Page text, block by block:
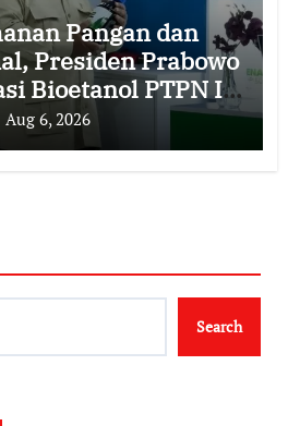
Pangan dan
Presiden Prabowo
Bioetanol PTPN I
Perkebunan
Aug 6, 2026
Search